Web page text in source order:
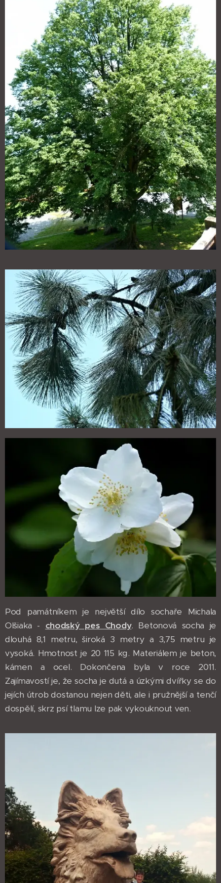
Pod památníkem je největší dílo sochaře Michala
Olšiaka - chodský pes Chody. Betonová socha je
dlouhá 8,1 metru, široká 3 metry a 3,75 metru je
vysoká. Hmotnost je 20 115 kg. Materiálem je beton,
kámen a ocel. Dokončena byla v roce 2011.
Zajímavostí je, že socha je dutá a úzkými dvířky se do
jejích útrob dostanou nejen děti, ale i pružnější a tenčí
dospělí, skrz psí tlamu lze pak vykouknout ven.